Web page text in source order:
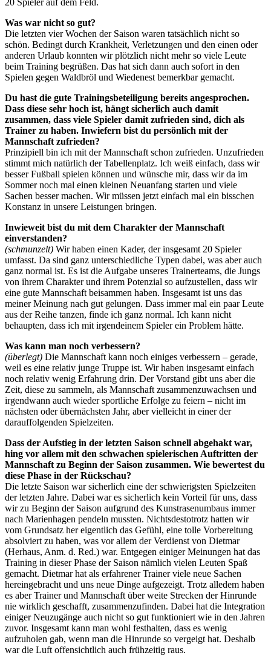
Was war nicht so gut?
Die letzten vier Wochen der Saison waren tatsächlich nicht so
schön. Bedingt durch Krankheit, Verletzungen und den einen oder
anderen Urlaub konnten wir plötzlich nicht mehr so viele Leute
beim Training begrüßen. Das hat sich dann auch sofort in den
Spielen gegen Waldbröl und Wiedenest bemerkbar gemacht.
Du hast die gute Trainingsbeteiligung bereits angesprochen.
Dass diese sehr hoch ist, hängt sicherlich auch damit
zusammen, dass viele Spieler damit zufrieden sind, dich als
Trainer zu haben. Inwiefern bist du persönlich mit der
Mannschaft zufrieden?
Prinzipiell bin ich mit der Mannschaft schon zufrieden. Unzufrieden
stimmt mich natürlich der Tabellenplatz. Ich weiß einfach, dass wir
besser Fußball spielen können und wünsche mir, dass wir da im
Sommer noch mal einen kleinen Neuanfang starten und viele
Sachen besser machen. Wir müssen jetzt einfach mal ein bisschen
Konstanz in unsere Leistungen bringen.
Inwieweit bist du mit dem Charakter der Mannschaft
einverstanden?
(schmunzelt) Wir haben einen Kader, der insgesamt 20 Spieler
umfasst. Da sind ganz unterschiedliche Typen dabei, was aber auch
ganz normal ist. Es ist die Aufgabe unseres Trainerteams, die Jungs
von ihrem Charakter und ihrem Potenzial so aufzustellen, dass wir
eine gute Mannschaft beisammen haben. Insgesamt ist uns das
meiner Meinung nach gut gelungen. Dass immer mal ein paar Leute
aus der Reihe tanzen, finde ich ganz normal. Ich kann nicht
behaupten, dass ich mit irgendeinem Spieler ein Problem hätte.
Was kann man noch verbessern?
(überlegt) Die Mannschaft kann noch einiges verbessern – gerade,
weil es eine relativ junge Truppe ist. Wir haben insgesamt einfach
noch relativ wenig Erfahrung drin. Der Vorstand gibt uns aber die
Zeit, diese zu sammeln, als Mannschaft zusammenzuwachsen und
irgendwann auch wieder sportliche Erfolge zu feiern – nicht im
nächsten oder übernächsten Jahr, aber vielleicht in einer der
darauffolgenden Spielzeiten.
Dass der Aufstieg in der letzten Saison schnell abgehakt war,
hing vor allem mit den schwachen spielerischen Auftritten der
Mannschaft zu Beginn der Saison zusammen. Wie bewertest du
diese Phase in der Rückschau?
Die letzte Saison war sicherlich eine der schwierigsten Spielzeiten
der letzten Jahre. Dabei war es sicherlich kein Vorteil für uns, dass
wir zu Beginn der Saison aufgrund des Kunstrasenumbaus immer
nach Marienhagen pendeln mussten. Nichtsdestotrotz hatten wir
vom Grundsatz her eigentlich das Gefühl, eine tolle Vorbereitung
absolviert zu haben, was vor allem der Verdienst von Dietmar
(Herhaus, Anm. d. Red.) war. Entgegen einiger Meinungen hat das
Training in dieser Phase der Saison nämlich vielen Leuten Spaß
gemacht. Dietmar hat als erfahrener Trainer viele neue Sachen
hereingebracht und uns neue Dinge aufgezeigt. Trotz alledem haben
es aber Trainer und Mannschaft über weite Strecken der Hinrunde
nie wirklich geschafft, zusammenzufinden. Dabei hat die Integration
einiger Neuzugänge auch nicht so gut funktioniert wie in den Jahren
zuvor. Insgesamt kann man wohl festhalten, dass es wenig
aufzuholen gab, wenn man die Hinrunde so vergeigt hat. Deshalb
war die Luft offensichtlich auch frühzeitig raus.